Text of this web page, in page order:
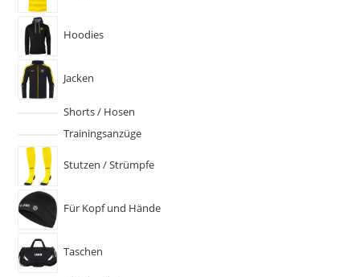
Hoodies
Jacken
Shorts / Hosen
Trainingsanzüge
Stutzen / Strümpfe
Für Kopf und Hände
Taschen